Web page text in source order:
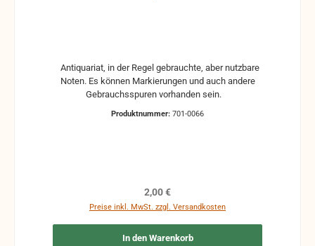
Noten. Es können Markierungen und auch andere
Produktnummer: 701-0066
Regulärer Preis:
2,00 €
Preise inkl. MwSt. zzgl. Versandkosten
In den Warenkorb